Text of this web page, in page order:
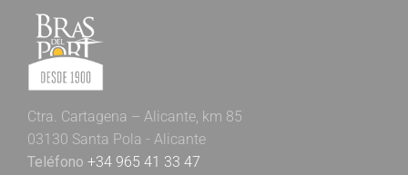
Ctra. Cartagena – Alicante, km 85
03130 Santa Pola - Alicante
Teléfono +34 965 41 33 47